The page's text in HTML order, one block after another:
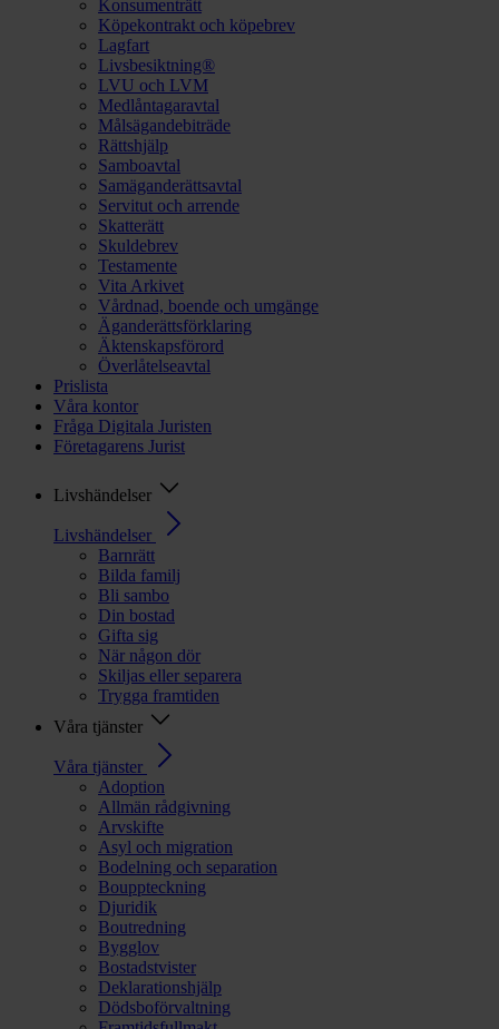
Konsumenträtt
Köpekontrakt och köpebrev
Lagfart
Livsbesiktning®
LVU och LVM
Medlåntagaravtal
Målsägandebiträde
Rättshjälp
Samboavtal
Samäganderättsavtal
Servitut och arrende
Skatterätt
Skuldebrev
Testamente
Vita Arkivet
Vårdnad, boende och umgänge
Äganderättsförklaring
Äktenskapsförord
Överlåtelseavtal
Prislista
Våra kontor
Fråga Digitala Juristen
Företagarens Jurist
Livshändelser
Livshändelser
Barnrätt
Bilda familj
Bli sambo
Din bostad
Gifta sig
När någon dör
Skiljas eller separera
Trygga framtiden
Våra tjänster
Våra tjänster
Adoption
Allmän rådgivning
Arvskifte
Asyl och migration
Bodelning och separation
Bouppteckning
Djuridik
Boutredning
Bygglov
Bostadstvister
Deklarationshjälp
Dödsboförvaltning